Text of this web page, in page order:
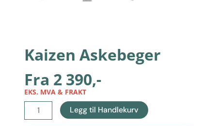
Kaizen Askebeger
Fra 2 390,-
EKS. MVA & FRAKT
Kaizen
Askebeger
Legg til Handlekurv